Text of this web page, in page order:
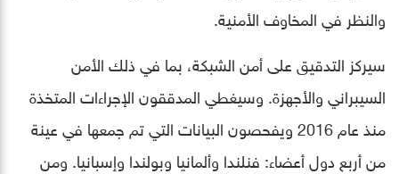
والنظر في المخاوف الأمنية.
سيركز التدقيق على أمن الشبكة، بما في ذلك الأمن
السيبراني والأجهزة. وسيغطي المدققون الإجراءات المتخذة
منذ عام 2016 ويفحصون البيانات التي تم جمعها في عينة
من أربع دول أعضاء: فنلندا وألمانيا وبولندا وإسبانيا. ومن